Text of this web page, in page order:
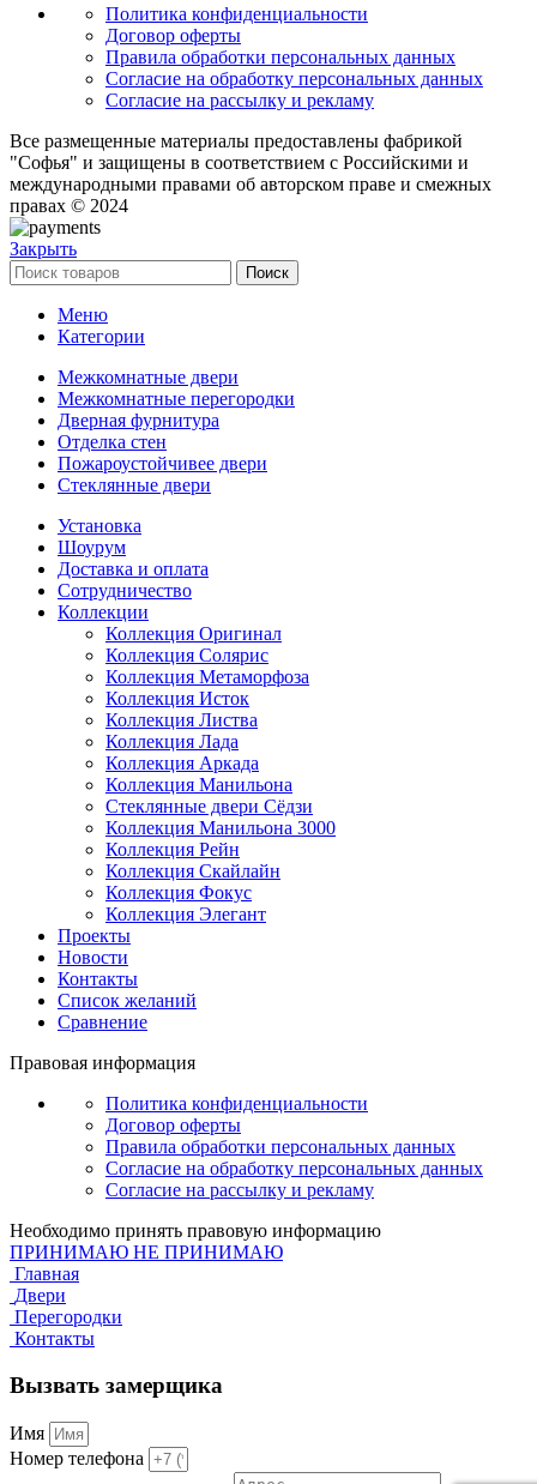
Политика конфиденциальности
Договор оферты
Правила обработки персональных данных
Согласие на обработку персональных данных
Согласие на рассылку и рекламу
Все размещенные материалы предоставлены фабрикой
"Софья" и защищены в соответствием с Российскими и
международными правами об авторском праве и смежных
правах © 2024
Закрыть
Поиск
Меню
Категории
Межкомнатные двери
Межкомнатные перегородки
Дверная фурнитура
Отделка стен
Пожароустойчивее двери
Стеклянные двери
Установка
Шоурум
Доставка и оплата
Сотрудничество
Коллекции
Коллекция Оригинал
Коллекция Солярис
Коллекция Метаморфоза
Коллекция Исток
Коллекция Листва
Коллекция Лада
Коллекция Аркада
Коллекция Манильона
Стеклянные двери Сёдзи
Коллекция Манильона 3000
Коллекция Рейн
Коллекция Скайлайн
Коллекция Фокус
Коллекция Элегант
Проекты
Новости
Контакты
Список желаний
Сравнение
Правовая информация
Политика конфиденциальности
Договор оферты
Правила обработки персональных данных
Согласие на обработку персональных данных
Согласие на рассылку и рекламу
Необходимо принять правовую информацию
ПРИНИМАЮ НЕ ПРИНИМАЮ
Главная
Двери
Перегородки
Контакты
Вызвать замерщика
Имя
Номер телефона